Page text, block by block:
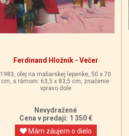
Ferdinand Hložník - Večer
1983, olej na maliarskej lepenke, 50 x 70
cm, s rámom: 63,5 x 83,5 cm, značenie:
vpravo dole
Nevydražené
Cena v predaji: 1 350 €
Mám záujem o dielo